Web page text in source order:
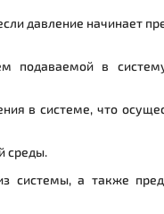
давление начинает
подаваемой в
в системе, что
среды.
системы, а также